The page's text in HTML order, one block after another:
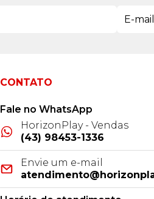
CONTATO
Fale no WhatsApp
HorizonPlay - Vendas
(43) 98453-1336
Envie um e-mail